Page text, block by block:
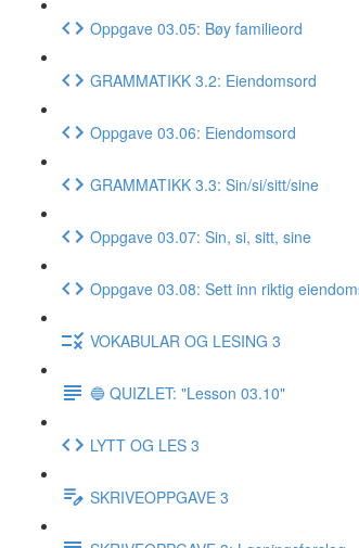
Oppgave 03.05: Bøy familieord
GRAMMATIKK 3.2: Eiendomsord
Oppgave 03.06: Eiendomsord
GRAMMATIKK 3.3: Sin/si/sitt/sine
Oppgave 03.07: Sin, si, sitt, sine
Oppgave 03.08: Sett inn riktig
VOKABULAR OG LESING 3
🔵 QUIZLET: "Lesson 03.10"
LYTT OG LES 3
SKRIVEOPPGAVE 3